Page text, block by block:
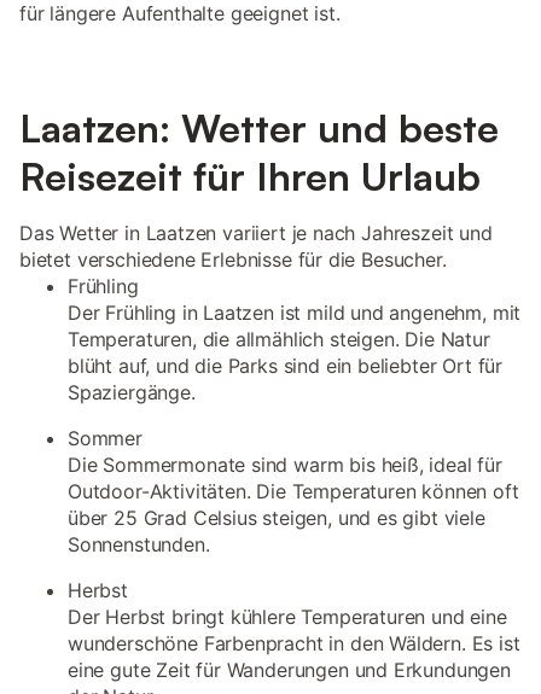
für längere Aufenthalte geeignet ist.
Laatzen: Wetter und beste
Reisezeit für Ihren Urlaub
Das Wetter in Laatzen variiert je nach Jahreszeit und
bietet verschiedene Erlebnisse für die Besucher.
Frühling
Der Frühling in Laatzen ist mild und angenehm, mit
Temperaturen, die allmählich steigen. Die Natur
blüht auf, und die Parks sind ein beliebter Ort für
Spaziergänge.
Sommer
Die Sommermonate sind warm bis heiß, ideal für
Outdoor-Aktivitäten. Die Temperaturen können oft
über 25 Grad Celsius steigen, und es gibt viele
Sonnenstunden.
Herbst
Der Herbst bringt kühlere Temperaturen und eine
wunderschöne Farbenpracht in den Wäldern. Es ist
eine gute Zeit für Wanderungen und Erkundungen